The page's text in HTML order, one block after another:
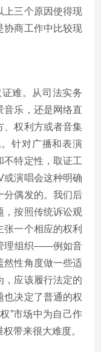
上三个原因使得现
协商工作中比较现
难。从司法实务
音乐，还是网络直
、权利方或者音集
针对广播和表演
不特定性，取证工
或演唱会这种明确
分偶发的。我们后
，按照传统诉讼观
一个相应的权利
理组织——例如音
性角度做一些适
，应该履行法定的
也决定了普通的权
”市场中为自己作
带来很大难度。